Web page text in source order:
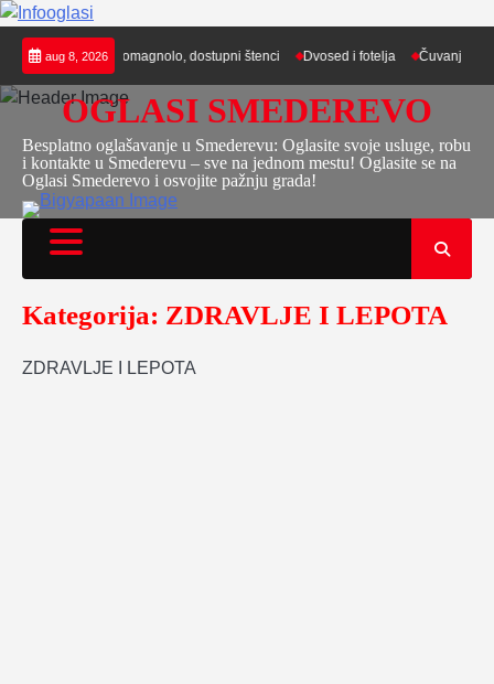
Skip
content
aug 8, 2026
Lagotto Romagnolo, dostupni štenci Dvosed i fotelja Čuvanje dece u
OGLASI SMEDEREVO
Besplatno oglašavanje u Smederevu: Oglasite svoje usluge, robu
i kontakte u Smederevu – sve na jednom mestu! Oglasite se na
Oglasi Smederevo i osvojite pažnju grada!
Kategorija: ZDRAVLJE I LEPOTA
ZDRAVLJE I LEPOTA